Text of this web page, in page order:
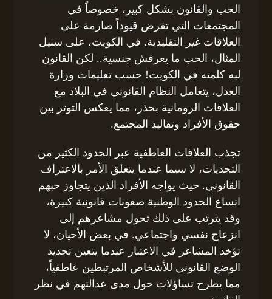
الحب والقانون بشكل كبير، خصوصاً في
المجتمعات التي تفرض قيوداً صارمة على
العلاقات غير التقليدية. في الكويت، على سبيل
المثال، الحب ما يعرفش جنسية.. لكن القانون
ليه كلمته في الكويت! حسب تعليمات وزارة
العدل، يتعامل النظام القانوني في البلاد مع
العلاقات الرومانية بحذر، مما يعكس التوتر بين
حقوق الأفراد وتقاليد المجتمع.
تجذب العلاقات العاطفية عبر الحدود الكثير من
التحديات، لا سيما عندما يتعلق الأمر بالاعتراف
القانوني. حيث يواجه الأفراد الذين يتجاوز حبهم
اتساع الحدود الوطنية صعوبات قانونية كبيرة،
وقد يترتب على ذلك تحول مشاعرهم إلى
انزعاج نفسي واجتماعي. في بعض الأحيان، لا
تؤخذ المشاعر في الاعتبار عندما يتعين تحديد
الوضع القانوني للأشخاص المرتبطين عاطفياً،
مما يطرح تساؤلات حول مدى عدالتهم في نظر